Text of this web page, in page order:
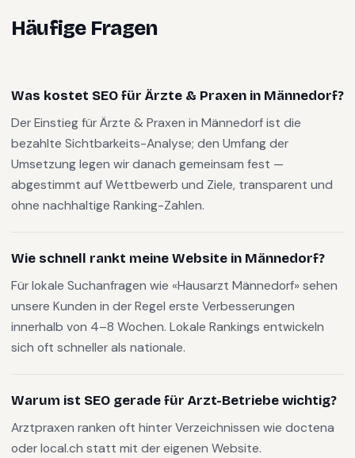
Häufige Fragen
Was kostet SEO für Ärzte & Praxen in Männedorf?
Der Einstieg für Ärzte & Praxen in Männedorf ist die
bezahlte Sichtbarkeits-Analyse; den Umfang der
Umsetzung legen wir danach gemeinsam fest —
abgestimmt auf Wettbewerb und Ziele, transparent und
ohne nachhaltige Ranking-Zahlen.
Wie schnell rankt meine Website in Männedorf?
Für lokale Suchanfragen wie «Hausarzt Männedorf» sehen
unsere Kunden in der Regel erste Verbesserungen
innerhalb von 4–8 Wochen. Lokale Rankings entwickeln
sich oft schneller als nationale.
Warum ist SEO gerade für Arzt-Betriebe wichtig?
Arztpraxen ranken oft hinter Verzeichnissen wie doctena
oder local.ch statt mit der eigenen Website.